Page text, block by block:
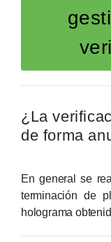
¿La
de forma
En general se
terminación de
holograma